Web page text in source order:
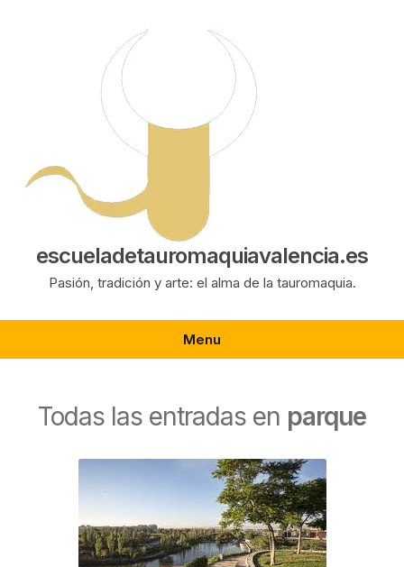
escueladetauromaquiavalencia.es
Pasión, tradición y arte: el alma de la tauromaquia.
Menu
Todas las entradas en parque